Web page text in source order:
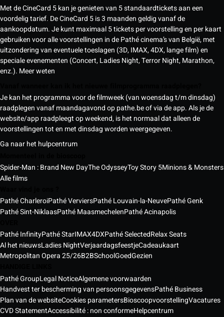
Met de CineCard 5 kan je genieten van 5 standaardtickets aan een
voordelig tarief. De CineCard 5 is 3 maanden geldig vanaf de
aankoopdatum. Je kunt maximaal 5 tickets per voorstelling en per kaart
gebruiken voor alle voorstellingen in de Pathé cinema’s van België, met
uitzondering van eventuele toeslagen (3D, IMAX, 4DX, lange film) en
speciale evenementen (Concert, Ladies Night, Terror Night, Marathon,
enz.). Meer weten
Je kan het programma voor de filmweek (van woensdag t/m dinsdag)
raadplegen vanaf maandagavond op pathe.be of via de app. Als je de
website/app raadpleegt op weekend, is het normaal dat alleen de
voorstellingen tot en met dinsdag worden weergegeven.
Ga naar het hulpcentrum
Spider-Man : Brand New DayThe OdysseyToy Story 5Minions & Monsters
Alle films
Pathé CharleroiPathé VerviersPathé Louvain-la-NeuvePathé Genk
Pathé Sint-NiklaasPathé MaasmechelenPathé Acinapolis
Pathé InfinityPathé StarIMAX4DXPathé SelectedRelax Seats
Al het nieuwsLadies NightVerjaardagsfeestjeCadeaukaart
Metropolitan Opera 25/26B2BSchoolGoedGezien
Pathé GroupLegal NoticeAlgemene voorwaarden
Handvest ter bescherming van persoonsgegevensPathé Business
Plan van de websiteCookies parametersBioscoopvoorstellingVacatures
CVD StatementAccessibilité : non conformeHelpcentrum